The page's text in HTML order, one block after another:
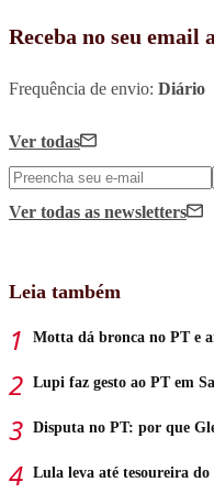
Receba no seu
Frequência de envio: Diário
Ver todas
Ver todas as newsletters
Leia também
Motta dá bronca no PT e
Lupi faz gesto ao PT em
Disputa no PT: por que
Lula leva até tesoureira